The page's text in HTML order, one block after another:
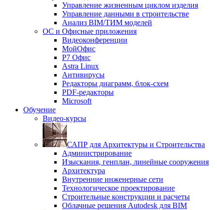
Управление жизненным циклом изделия
Управление данными в строительстве
Анализ BIM/ТИМ моделей
ОС и Офисные приложения
Видеоконференции
МойОфис
P7 Офис
Astra Linux
Антивирусы
Редакторы диаграмм, блок-схем
PDF-редакторы
Microsoft
Обучение
Видео-курсы
САПР для Архитектуры и Строительства
Администрирование
Изыскания, генплан, линейные сооружения
Архитектура
Внутренние инженерные сети
Технологическое проектирование
Строительные конструкции и расчеты
Облачные решения Autodesk для BIM